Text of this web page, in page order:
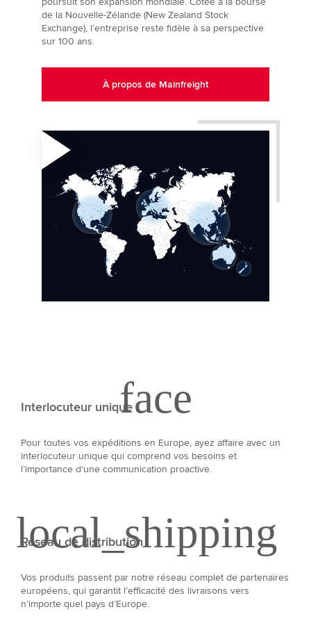
de la Nouvelle-Zélande (New Zealand Stock
Exchange), l’entreprise reste fidèle à sa perspective
sur 100 ans.
À propos de Mainfreight
Interlocuteur unique
Pour toutes vos expéditions en Europe, ayez affaire avec un
interlocuteur unique qui comprend vos besoins et
l’importance d’une communication proactive.
Réseau de distribution
Vos produits passent par notre réseau complet de partenaires
européens, qui garantit l’efficacité des livraisons vers
n’importe quel pays d’Europe.